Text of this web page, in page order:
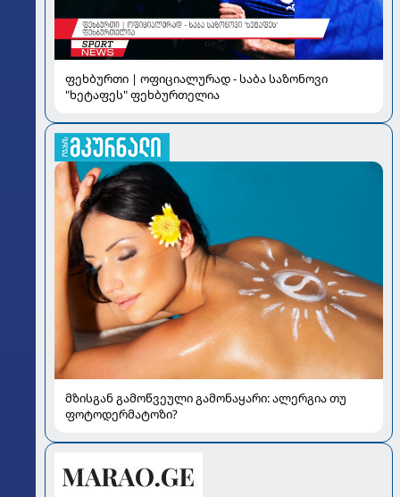
ფეხბურთი | ოფიციალურად - საბა საზონოვი
"ხეტაფეს" ფეხბურთელია
მზისგან გამოწვეული გამონაყარი: ალერგია თუ
ფოტოდერმატოზი?